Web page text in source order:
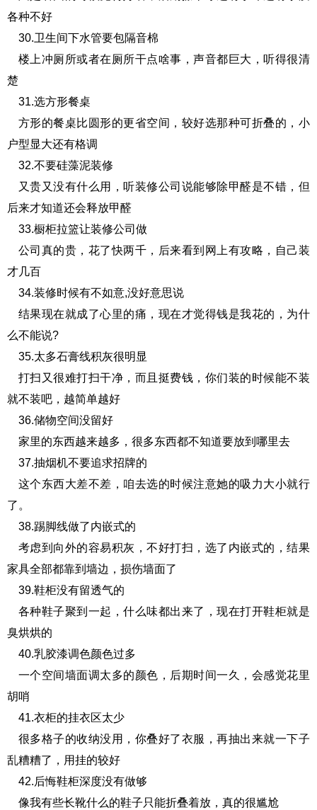
各种不好
30.卫生间下水管要包隔音棉
楼上冲厕所或者在厕所干点啥事，声音都巨大，听得很清
楚
31.选方形餐桌
方形的餐桌比圆形的更省空间，较好选那种可折叠的，小
户型显大还有格调
32.不要硅藻泥装修
又贵又没有什么用，听装修公司说能够除甲醛是不错，但
后来才知道还会释放甲醛
33.橱柜拉篮让装修公司做
公司真的贵，花了快两千，后来看到网上有攻略，自己装
才几百
34.装修时候有不如意,没好意思说
结果现在就成了心里的痛，现在才觉得钱是我花的，为什
么不能说?
35.太多石膏线积灰很明显
打扫又很难打扫干净，而且挺费钱，你们装的时候能不装
就不装吧，越简单越好
36.储物空间没留好
家里的东西越来越多，很多东西都不知道要放到哪里去
37.抽烟机不要追求招牌的
这个东西大差不差，咱去选的时候注意她的吸力大小就行
了。
38.踢脚线做了内嵌式的
考虑到向外的容易积灰，不好打扫，选了内嵌式的，结果
家具全部都靠到墙边，损伤墙面了
39.鞋柜没有留透气的
各种鞋子聚到一起，什么味都出来了，现在打开鞋柜就是
臭烘烘的
40.乳胶漆调色颜色过多
一个空间墙面调太多的颜色，后期时间一久，会感觉花里
胡哨
41.衣柜的挂衣区太少
很多格子的收纳没用，你叠好了衣服，再抽出来就一下子
乱糟糟了，用挂的较好
42.后悔鞋柜深度没有做够
像我有些长靴什么的鞋子只能折叠着放，真的很尴尬